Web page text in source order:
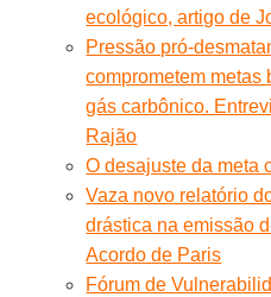
ecológico, artigo de
Pressão pró-
comprometem metas
gás carbônico.
Rajão
O desajuste da meta
Vaza novo relatório
drástica na emissão
Acordo de Paris
Fórum de